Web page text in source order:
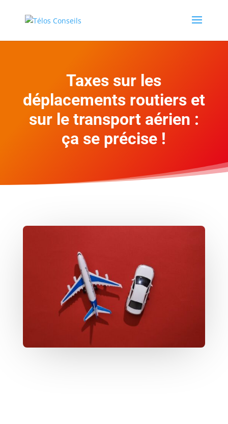
Taxes sur les
déplacements routiers et
sur le transport aérien :
ça se précise !